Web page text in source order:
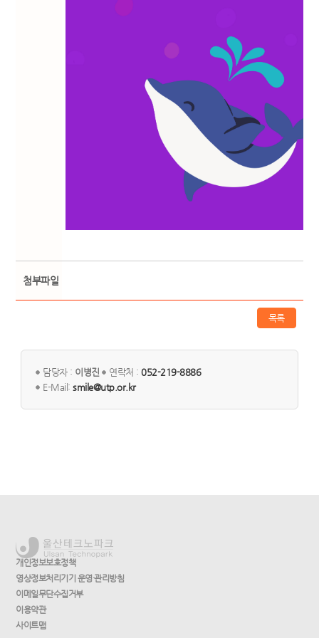
첨부파일
목록
담당자 : 이병진 연락처 :052-219-8886
E-Mail:smile@utp.or.kr
개인정보보호정책
영상정보처리기기 운영·관리방침
이메일무단수집거부
이용약관
사이트맵